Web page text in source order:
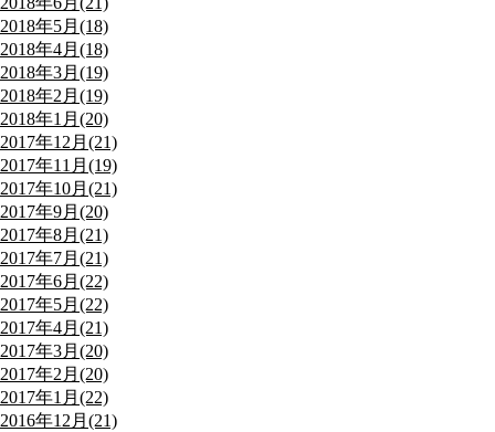
2018年5月(18)
2018年4月(18)
2018年3月(19)
2018年2月(19)
2018年1月(20)
2017年12月(21)
2017年11月(19)
2017年10月(21)
2017年9月(20)
2017年8月(21)
2017年7月(21)
2017年6月(22)
2017年5月(22)
2017年4月(21)
2017年3月(20)
2017年2月(20)
2017年1月(22)
2016年12月(21)